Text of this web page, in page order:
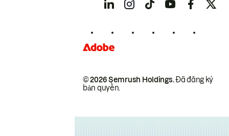
© 2026 Semrush Holdings.Đã đăng ký
bản quyền.